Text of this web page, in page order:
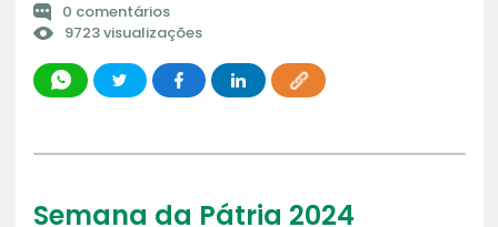
0 comentários
9723 visualizações
Semana da Pátria 2024